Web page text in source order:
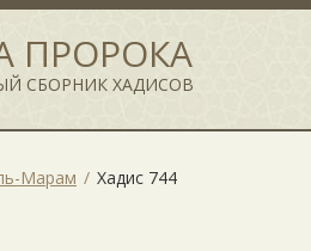
ПРОРОКА
СБОРНИК ХАДИСОВ
Марам Хадис 744